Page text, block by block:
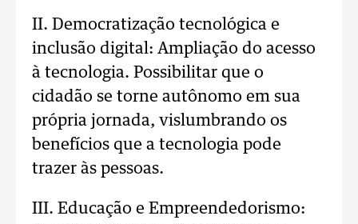
II. Democratização tecnológica e
inclusão digital: Ampliação do acesso
à tecnologia. Possibilitar que o
cidadão se torne autônomo em sua
própria jornada, vislumbrando os
benefícios que a tecnologia pode
trazer às pessoas.
III. Educação e Empreendedorismo: